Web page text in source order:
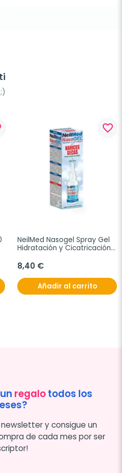
favorite_border
NeilMed Nasogel Spray Gel
Hidratación y Cicatricación
8,40 €
Añadir al carrito
regalotodos los
y consigue un
de cada mes por ser